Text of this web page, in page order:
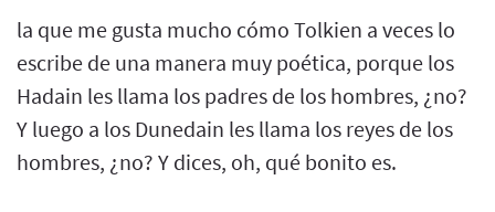
la que me gusta mucho cómo Tolkien a veces lo
escribe de una manera muy poética, porque los
Hadain les llama los padres de los hombres, ¿no?
Y luego a los Dunedain les llama los reyes de los
hombres, ¿no? Y dices, oh, qué bonito es.